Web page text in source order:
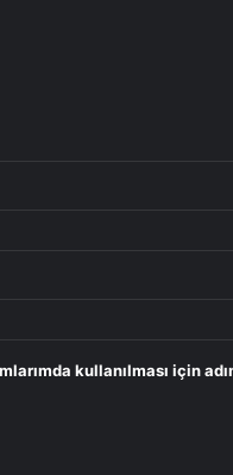
kullanılması için